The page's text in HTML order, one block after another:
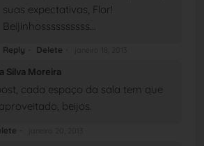
suas expectativas, Flor!
Beijinhossssssssss...
Reply Delete
Silva Moreira
cada espaço da sala tem que
beijos.